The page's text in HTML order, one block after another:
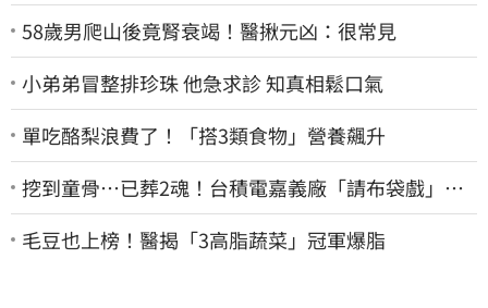
58歲男爬山後竟腎衰竭！醫揪元凶：很常見
小弟弟冒整排珍珠 他急求診 知真相鬆口氣
單吃酪梨浪費了！「搭3類食物」營養飆升
挖到童骨…已葬2魂！台積電嘉義廠「請布袋戲」原
因曝
毛豆也上榜！醫揭「3高脂蔬菜」冠軍爆脂